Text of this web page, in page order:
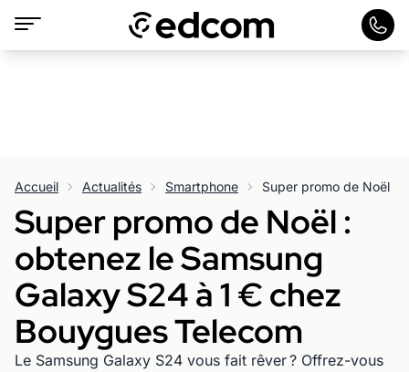
Accueil Actualités Smartphone
Super promo de Noël :
obtenez le Samsung
Galaxy S24 à 1 € chez
Bouygues Telecom
Le Samsung Galaxy S24 vous fait rêver ? Offrez-vous